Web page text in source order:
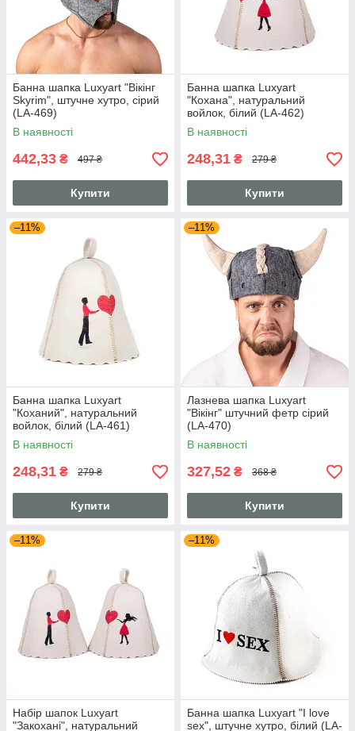
Банна шапка Luxyart "Вікінг
Skyrim", штучне хутро, сірий
(LA-469)
В наявності
442,33 ₴ 497 ₴
Купити
Банна шапка Luxyart
"Кохана", натуральний
войлок, білий (LA-462)
В наявності
248,31 ₴ 279 ₴
Купити
–11%
Банна шапка Luxyart
"Коханий", натуральний
войлок, білий (LA-461)
В наявності
248,31 ₴ 279 ₴
Купити
–11%
Лазнева шапка Luxyart
"Вікінг" штучний фетр сірий
(LA-470)
В наявності
327,52 ₴ 368 ₴
Купити
–11%
Набір шапок Luxyart
"Закохані", натуральний
–11%
Банна шапка Luxyart "I love
sex", штучне хутро, білий (LA-